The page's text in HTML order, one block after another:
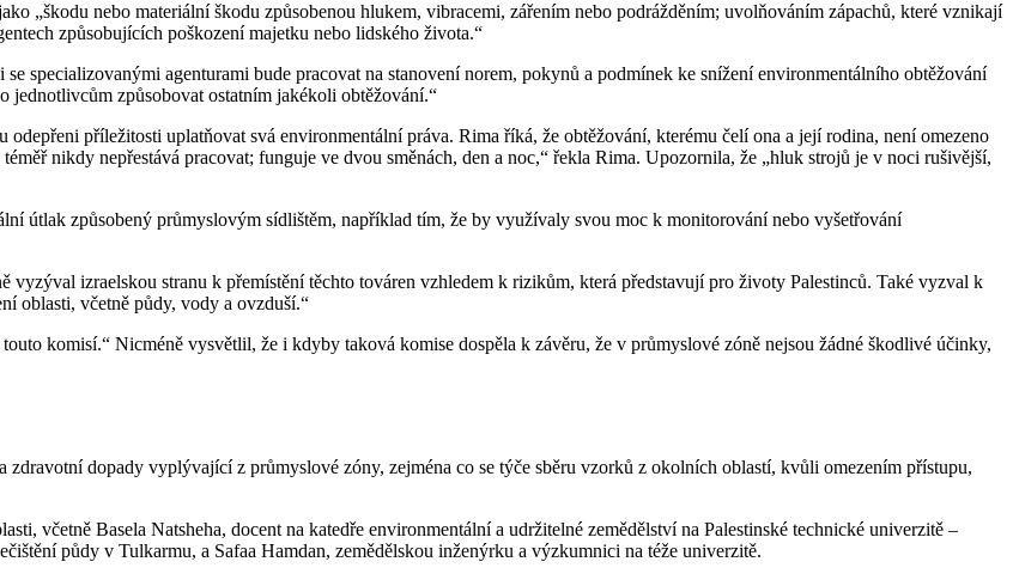
„škodu nebo materiální škodu způsobenou hlukem, vibracemi, zářením nebo podrážděním; uvolňováním zápachů, které vznikají
způsobujících poškození majetku nebo lidského života.“
specializovanými agenturami bude pracovat na stanovení norem, pokynů a podmínek ke snížení environmentálního obtěžování
jednotlivcům způsobovat ostatním jakékoli obtěžování.“
příležitosti uplatňovat svá environmentální práva. Rima říká, že obtěžování, kterému čelí ona a její rodina, není omezeno
nikdy nepřestává pracovat; funguje ve dvou směnách, den a noc,“ řekla Rima. Upozornila, že „hluk strojů je v noci rušivější,
útlak způsobený průmyslovým sídlištěm, například tím, že by využívaly svou moc k monitorování nebo vyšetřování
izraelskou stranu k přemístění těchto továren vzhledem k rizikům, která představují pro životy Palestinců. Také vyzval k
oblasti, včetně půdy, vody a ovzduší.“
komisí.“ Nicméně vysvětlil, že i kdyby taková komise dospěla k závěru, že v průmyslové zóně nejsou žádné škodlivé účinky,
dopady vyplývající z průmyslové zóny, zejména co se týče sběru vzorků z okolních oblastí, kvůli omezením přístupu,
včetně Basela Natsheha, docent na katedře environmentální a udržitelné zemědělství na Palestinské technické univerzitě –
půdy v Tulkarmu, a Safaa Hamdan, zemědělskou inženýrku a výzkumnici na téže univerzitě.